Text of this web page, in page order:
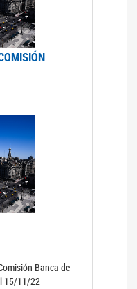
Banca de
15/11/22